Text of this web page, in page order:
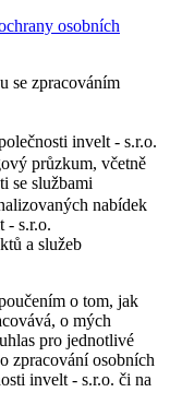
osobních
se zpracováním
invelt - s.r.o.
průzkum, včetně
se službami
nabídek
- s.r.o.
a služeb
o tom, jak
o mých
pro jednotlivé
zpracování osobních
invelt - s.r.o. či na